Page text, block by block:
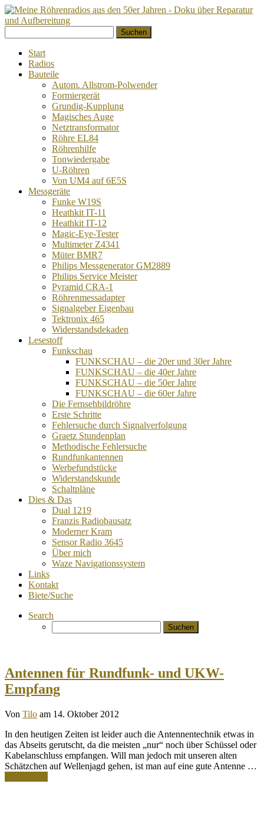
zum
Inhalt
nach:
Start
Radios
Bauteile
Autom. Allstrom-Polwender
Formiergerät
Grundig-Kupplung
Magisches Auge
Netztransformator
Röhre EL84
Röhrenhilfe
Tonwiedergabe
U-Röhren
Von UM4 auf 6E5S
Messgeräte
Funke W19S
Heathkit IT-11
Heathkit IT-12
Magic-Eye-Tester
Multimeter Z4341
Müter BMR7
Philips Messgenerator GM2889
Philips Service Meister
Pyramid CRA-1
Röhrenmessadapter
Signalgeber Eigenbau
Tektronix 465
Widerstandsdekaden
Lesestoff
Funkschau
FUNKSCHAU – die 20er und 30er Jahre
FUNKSCHAU – die 40er Jahre
FUNKSCHAU – die 50er Jahre
FUNKSCHAU – die 60er Jahre
Die Fernsehbildröhre
Erste Schritte
Fehlersuche durch Signalverfolgung
Graetz Stundenplan
Methodische Fehlersuche
Rundfunkantennen
Werbefundstücke
Widerstandskunde
Schaltpläne
Dies & Das
Dual 1219
Franzis Radiobausatz
Moderner Kram
Sensor Radio 3645
Über mich
Waze Navigationssystem
Links
Kontakt
Biete/Suche
Search
nach:
Antennen für Rundfunk- und UKW-
Empfang
Von Tilo am 14. Oktober 2012
In den heutigen Zeiten ist leider auch die Antennentechnik etwas in
das Abseits gerutscht, da die meisten „nur“ noch über Schüssel oder
Kabelanschluss empfangen. Will man jedoch mit unseren alten
Schätzchen auf Wellenjagd gehen, ist man auf eine gute Antenne …